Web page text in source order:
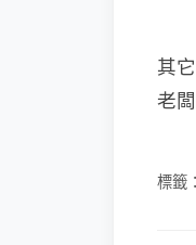
其
老
標籤